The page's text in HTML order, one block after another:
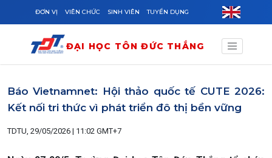
Skip to main content
ĐƠN VỊ VIÊN CHỨC SINH VIÊN TUYỂN DỤNG
ĐẠI HỌC TÔN ĐỨC THẮNG
Báo Vietnamnet: Hội thảo quốc tế CUTE 2026:
Kết nối tri thức vì phát triển đô thị bền vững
TDTU, 29/05/2026 | 11:02 GMT+7